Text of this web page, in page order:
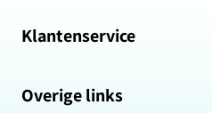
Klantenservice
Algemene voorwaarden
Overige links